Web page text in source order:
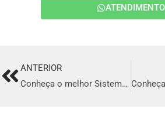
ATENDIMENTO
PrevANTERIOR
Conheça o melhor Sistema para Delivery em Ituiutaba